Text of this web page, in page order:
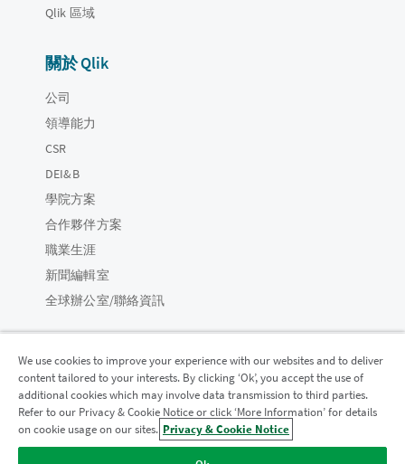
Qlik 區域
關於 Qlik
公司
領導能力
CSR
DEI&B
學院方案
合作夥伴方案
職業生涯
新聞編輯室
全球辦公室/聯絡資訊
Qlik 社群
法律合約 產品條款 Legal Policies
法律條規
We use cookies to improve your experience with our websites and to deliver
content tailored to your interests. By clicking ‘Ok’, you accept the use of
additional cookies which may involve data transmission to third parties.
Refer to our Privacy & Cookie Notice or click ‘More Information’ for details
on cookie usage on our sites. Privacy & Cookie Notice